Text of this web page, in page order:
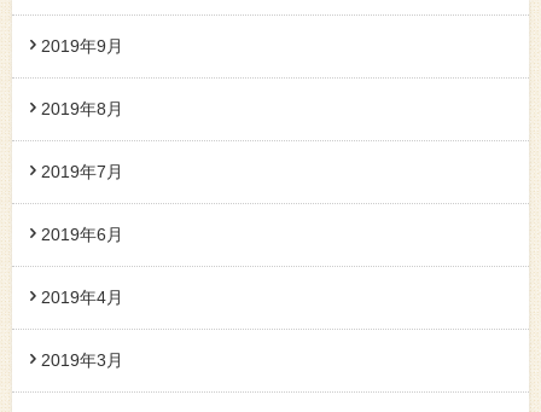
2019年9月
2019年8月
2019年7月
2019年6月
2019年4月
2019年3月